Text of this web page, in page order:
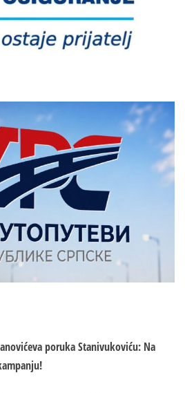
poruka Stanivukoviću: Na